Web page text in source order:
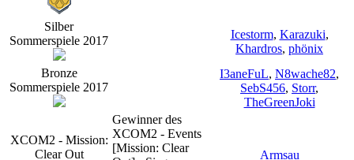
Silber
Sommerspiele 2017
Icestorm, Karazuki,
Khardros, phönix
Bronze
Sommerspiele 2017
I3aneFuL, N8wache82,
SebS456, Storr,
TheGreenJoki
XCOM2 - Mission:
Clear Out
Gewinner des
XCOM2 - Events
[Mission: Clear
Armsau